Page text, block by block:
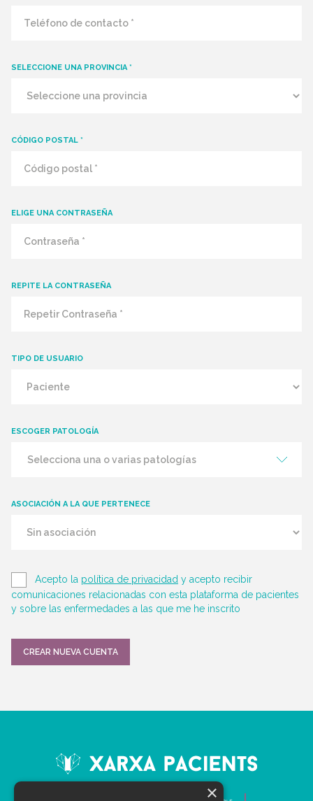
SELECCIONE UNA PROVINCIA *
CÓDIGO POSTAL *
ELIGE UNA CONTRASEÑA
REPITE LA CONTRASEÑA
TIPO DE USUARIO
ESCOGER PATOLOGÍA
Selecciona una o varias patologías
ASOCIACIÓN A LA QUE PERTENECE
Acepto la política de privacidad y acepto recibir
comunicaciones relacionadas con esta plataforma de pacientes
y sobre las enfermedades a las que me he inscrito
CREAR NUEVA CUENTA
×